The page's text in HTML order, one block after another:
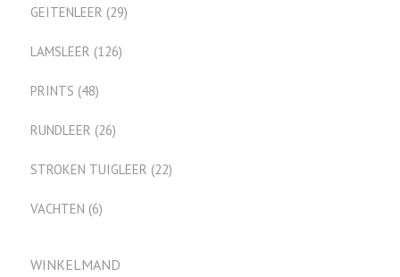
GEITENLEER (29)
LAMSLEER (126)
PRINTS (48)
RUNDLEER (26)
STROKEN TUIGLEER (22)
VACHTEN (6)
WINKELMAND